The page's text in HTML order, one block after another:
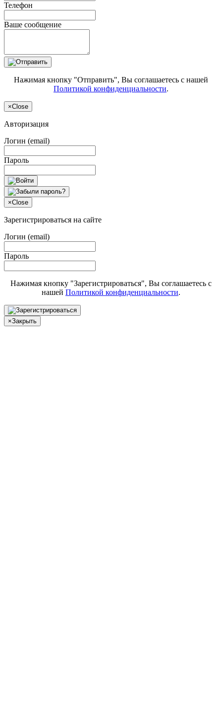
Телефон
Ваше сообщение
Нажимая кнопку "Отправить", Вы соглашаетесь с нашей
Политикой конфиденциальности.
×Close
Авторизация
Логин (email)
Пароль
×Close
Зарегистрироваться на сайте
Логин (email)
Пароль
Нажимая кнопку "Зарегистрироваться", Вы соглашаетесь с
нашей Политикой конфиденциальности.
×Закрыть